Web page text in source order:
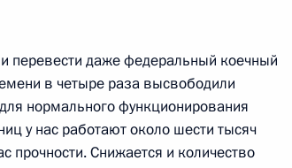
Коми Владимиром
Огарёво
перевести даже федеральный коечный
в четыре раза высвободили
нормального функционирования
у нас работают около шести тысяч
прочности. Снижается и количество